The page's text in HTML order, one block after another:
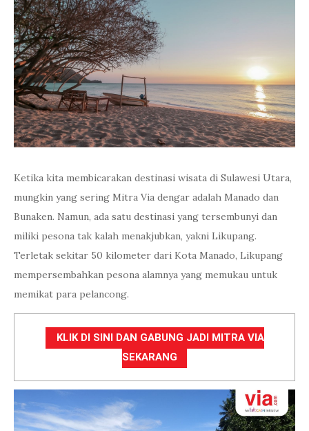
Ketika kita membicarakan destinasi wisata di Sulawesi Utara,
mungkin yang sering Mitra Via dengar adalah Manado dan
Bunaken. Namun, ada satu destinasi yang tersembunyi dan
miliki pesona tak kalah menakjubkan, yakni Likupang.
Terletak sekitar 50 kilometer dari Kota Manado, Likupang
mempersembahkan pesona alamnya yang memukau untuk
memikat para pelancong.
KLIK DI SINI DAN GABUNG JADI MITRA VIA
SEKARANG